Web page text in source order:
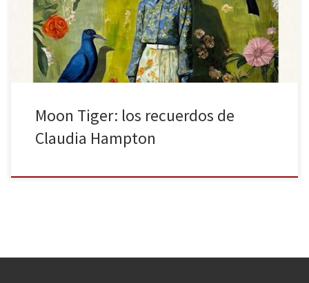
con gran maestría: la crónica de guerra en El Cairo, la biografía de
una corresponsal de guerra, las memorias de una mujer […]
Moon Tiger: los recuerdos de
Claudia Hampton